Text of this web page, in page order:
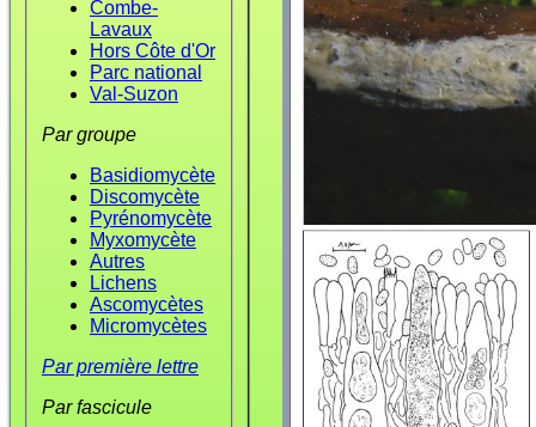
Combe-
Lavaux
Hors Côte d'Or
Parc national
Val-Suzon
Par groupe
Basidiomycète
Discomycète
Pyrénomycète
Myxomycète
Autres
Lichens
Ascomycètes
Micromycètes
Par première lettre
Par fascicule